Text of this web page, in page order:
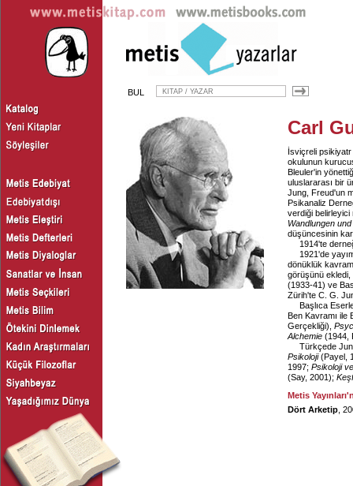
BUL
Carl
İsviçreli
okulunun
Bleuler'in
uluslararası bir
Jung, Freud'un
Psikanaliz
verdiği belirleyici
Wandlungen
düşüncesinin
1914'te
1921'de
dönüklük
görüşünü ekledi,
(1933-41) ve
Zürih'te C. G.
Başlıca
Ben Kavramı ile
Gerçekliği),
Alchemie (1944,
Türkçede
Psikoloji(Payel,
1997; Psikoloji
(Say, 2001);
Metis
Dört Arketip ,